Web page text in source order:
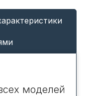
моделей